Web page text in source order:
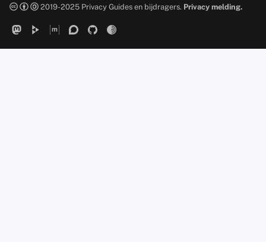
2019-2025 Privacy Guides en bijdragers. Privacy melding.